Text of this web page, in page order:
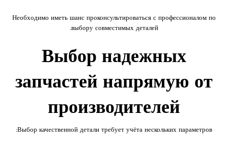
Необходимо иметь шанс проконсультироваться с профессионалом по
выбору совместимых деталей.
Выбор надежных
запчастей напрямую от
производителей
Выбор качественной детали требует учёта нескольких параметров: